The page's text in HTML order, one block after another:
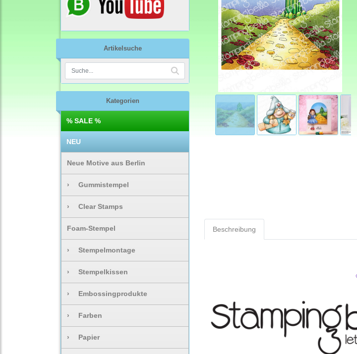
Artikelsuche
Kategorien
% SALE %
NEU
Neue Motive aus Berlin
› Gummistempel
› Clear Stamps
Foam-Stempel
› Stempelmontage
› Stempelkissen
› Embossingprodukte
› Farben
› Papier
Beschreibung